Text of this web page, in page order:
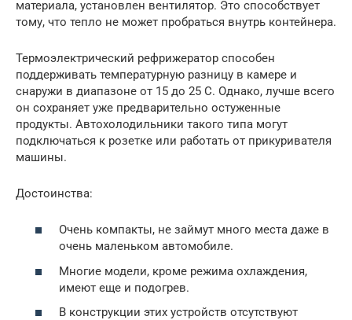
материала, установлен вентилятор. Это способствует
тому, что тепло не может пробраться внутрь контейнера.
Термоэлектрический рефрижератор способен
поддерживать температурную разницу в камере и
снаружи в диапазоне от 15 до 25 С. Однако, лучше всего
он сохраняет уже предварительно остуженные
продукты. Автохолодильники такого типа могут
подключаться к розетке или работать от прикуривателя
машины.
Достоинства:
Очень компакты, не займут много места даже в
очень маленьком автомобиле.
Многие модели, кроме режима охлаждения,
имеют еще и подогрев.
В конструкции этих устройств отсутствуют